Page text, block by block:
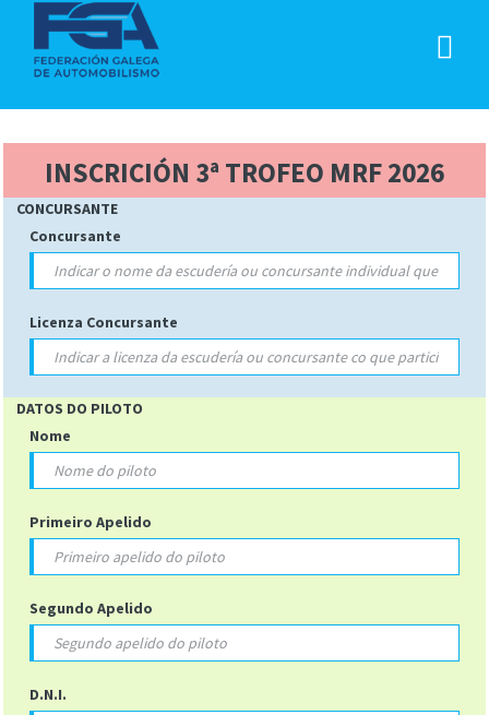
INSCRICIÓN 3ª TROFEO MRF 2026
CONCURSANTE
Concursante
Licenza Concursante
DATOS DO PILOTO
Nome
Primeiro Apelido
Segundo Apelido
D.N.I.